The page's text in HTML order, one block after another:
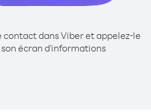
contact dans Viber et appelez-le
écran d'informations